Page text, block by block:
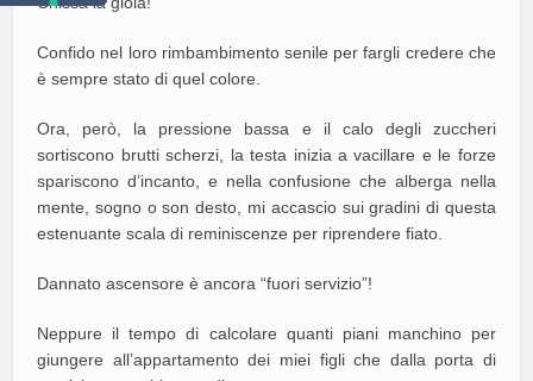
Confido nel loro rimbambimento senile per fargli credere che
è sempre stato di quel colore.
Ora, però, la pressione bassa e il calo degli zuccheri
sortiscono brutti scherzi, la testa inizia a vacillare e le forze
spariscono d’incanto, e nella confusione che alberga nella
mente, sogno o son desto, mi accascio sui gradini di questa
estenuante scala di reminiscenze per riprendere fiato.
Dannato ascensore è ancora “fuori servizio”!
Neppure il tempo di calcolare quanti piani manchino per
giungere all’appartamento dei miei figli che dalla porta di